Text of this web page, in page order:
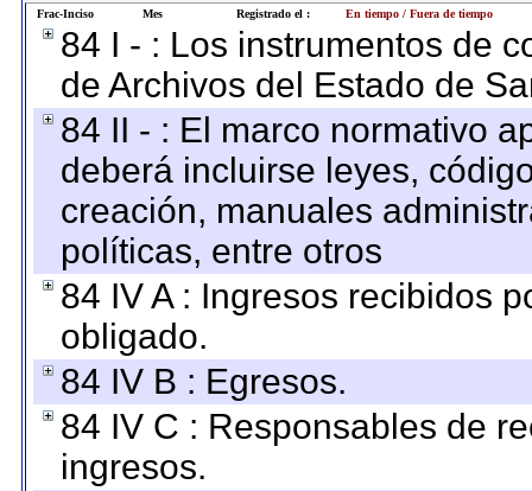
Frac-Inciso Mes Registrado el : En tiempo / Fuera de tiempo
84 I - : Los instrumentos de
de Archivos del Estado de
84 II - : El marco normativo
deberá incluirse leyes,
creación, manuales
políticas, entre otros
84 IV A : Ingresos recibidos
obligado.
84 IV B : Egresos.
84 IV C : Responsables de
ingresos.